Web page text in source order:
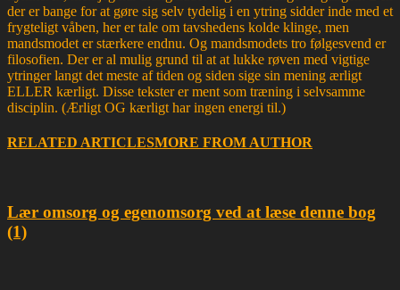
der er bange for at gøre sig selv tydelig i en ytring sidder inde med et
frygteligt våben, her er tale om tavshedens kolde klinge, men
mandsmodet er stærkere endnu. Og mandsmodets tro følgesvend er
filosofien. Der er al mulig grund til at at lukke røven med vigtige
ytringer langt det meste af tiden og siden sige sin mening ærligt
ELLER kærligt. Disse tekster er ment som træning i selvsamme
disciplin. (Ærligt OG kærligt har ingen energi til.)
RELATED ARTICLESMORE FROM AUTHOR
Lær omsorg og egenomsorg ved at læse denne bog
(1)